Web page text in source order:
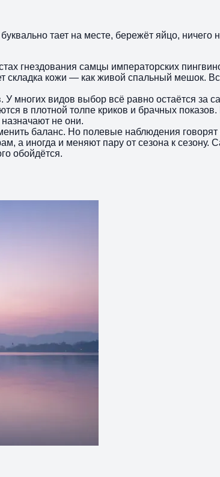
тает на месте, бережёт яйцо, ничего
гнездования самцы императорских
кожи — как живой спальный мешок.
многих видов выбор всё равно остаётся за
в плотной толпе криков и брачных показов.
не они.
баланс. Но полевые наблюдения
а иногда и меняют пару от сезона к сезону.
обойдётся.